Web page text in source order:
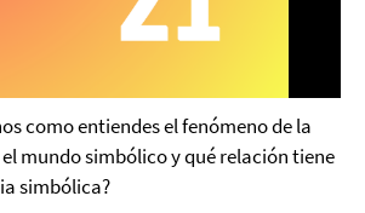
como entiendes el fenómeno de la
mundo simbólico y qué relación tiene
simbólica?